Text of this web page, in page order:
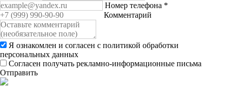
Номер телефона *
Комментарий
Я ознакомлен и согласен с политикой обработки
персональных данных
Согласен получать рекламно-информационные письма
Отправить